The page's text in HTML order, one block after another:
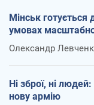
Мінськ готується
умовах
Олександр
Ні зброї, ні
нову армію